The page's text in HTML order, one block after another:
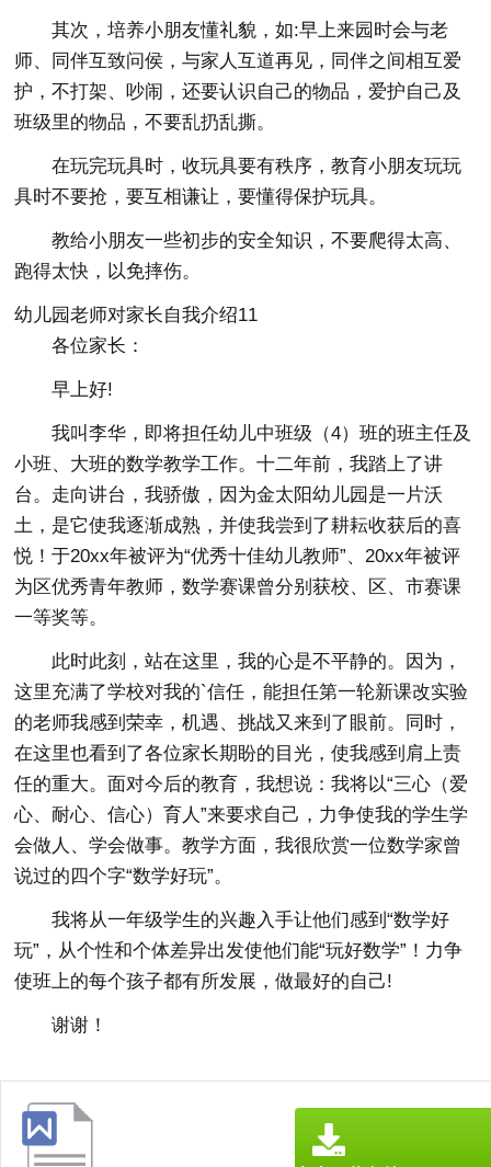
其次，培养小朋友懂礼貌，如:早上来园时会与老
师、同伴互致问侯，与家人互道再见，同伴之间相互爱
护，不打架、吵闹，还要认识自己的物品，爱护自己及
班级里的物品，不要乱扔乱撕。
在玩完玩具时，收玩具要有秩序，教育小朋友玩玩
具时不要抢，要互相谦让，要懂得保护玩具。
教给小朋友一些初步的安全知识，不要爬得太高、
跑得太快，以免摔伤。
幼儿园老师对家长自我介绍11
各位家长：
早上好!
我叫李华，即将担任幼儿中班级（4）班的班主任及
小班、大班的数学教学工作。十二年前，我踏上了讲
台。走向讲台，我骄傲，因为金太阳幼儿园是一片沃
土，是它使我逐渐成熟，并使我尝到了耕耘收获后的喜
悦！于20xx年被评为“优秀十佳幼儿教师”、20xx年被评
为区优秀青年教师，数学赛课曾分别获校、区、市赛课
一等奖等。
此时此刻，站在这里，我的心是不平静的。因为，
这里充满了学校对我的`信任，能担任第一轮新课改实验
的老师我感到荣幸，机遇、挑战又来到了眼前。同时，
在这里也看到了各位家长期盼的目光，使我感到肩上责
任的重大。面对今后的教育，我想说：我将以“三心（爱
心、耐心、信心）育人”来要求自己，力争使我的学生学
会做人、学会做事。教学方面，我很欣赏一位数学家曾
说过的四个字“数学好玩”。
我将从一年级学生的兴趣入手让他们感到“数学好
玩”，从个性和个体差异出发使他们能“玩好数学”！力争
使班上的每个孩子都有所发展，做最好的自己!
谢谢！